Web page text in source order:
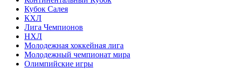
Кубок Салея
КХЛ
Лига Чемпионов
НХЛ
Молодежная хоккейная лига
Молодежный чемпионат мира
Олимпийские игры